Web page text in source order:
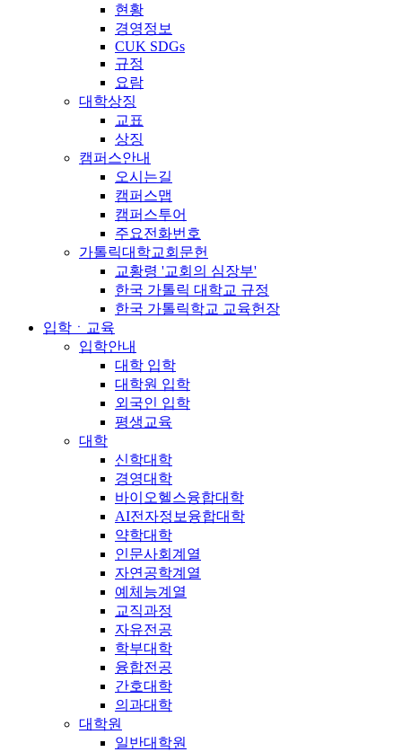
현황
경영정보
CUK SDGs
규정
요람
대학상징
교표
상징
캠퍼스안내
오시는길
캠퍼스맵
캠퍼스투어
주요전화번호
가톨릭대학교회문헌
교황령 '교회의 심장부'
한국 가톨릭 대학교 규정
한국 가톨릭학교 교육헌장
입학ㆍ교육
입학안내
대학 입학
대학원 입학
외국인 입학
평생교육
대학
신학대학
경영대학
바이오헬스융합대학
AI전자정보융합대학
약학대학
인문사회계열
자연공학계열
예체능계열
교직과정
자유전공
학부대학
융합전공
간호대학
의과대학
대학원
일반대학원